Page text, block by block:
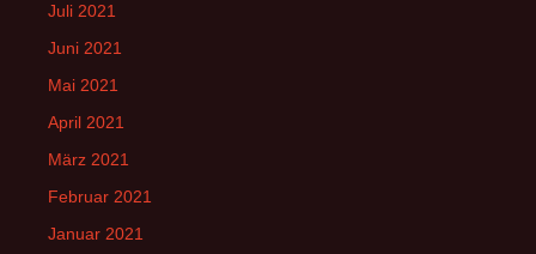
Juli 2021
Juni 2021
Mai 2021
April 2021
März 2021
Februar 2021
Januar 2021